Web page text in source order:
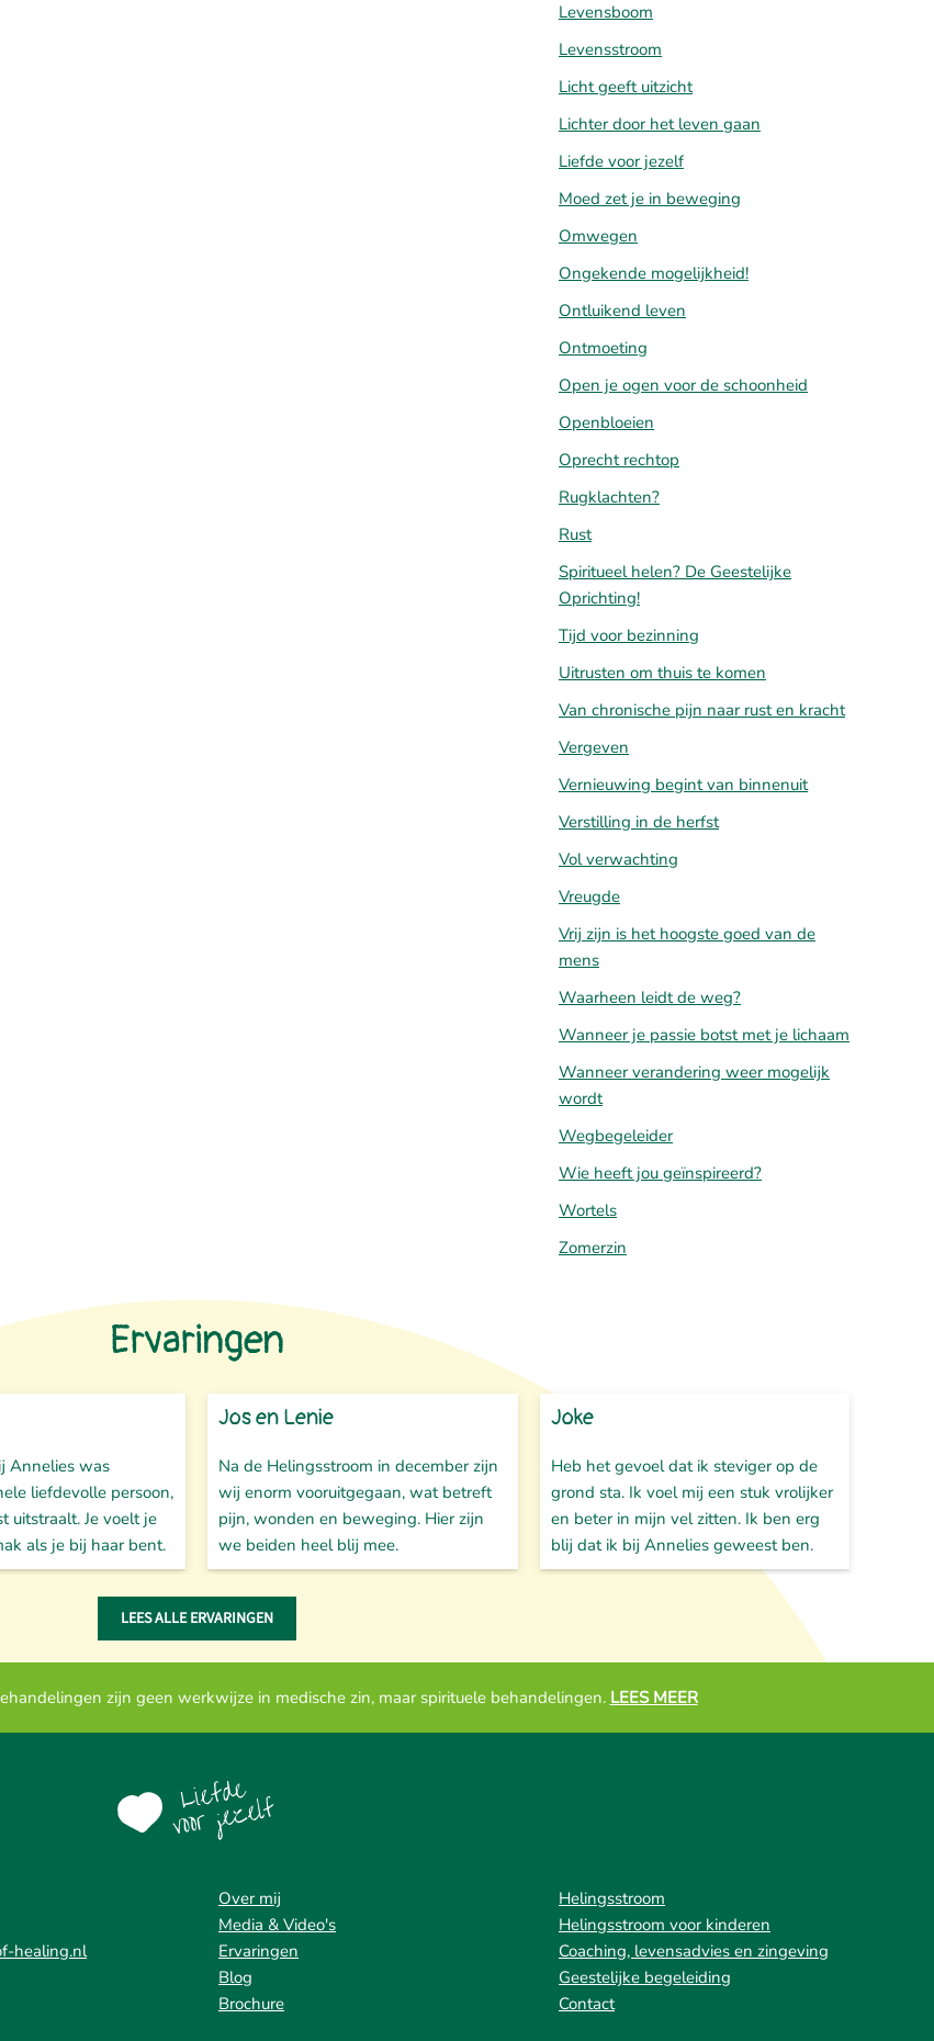
Levensboom
Levensstroom
Licht geeft uitzicht
Lichter door het leven gaan
Liefde voor jezelf
Moed zet je in beweging
Omwegen
Ongekende mogelijkheid!
Ontluikend leven
Ontmoeting
Open je ogen voor de schoonheid
Openbloeien
Oprecht rechtop
Rugklachten?
Rust
Spiritueel helen? De Geestelijke
Oprichting!
Tijd voor bezinning
Uitrusten om thuis te komen
Van chronische pijn naar rust en kracht
Vergeven
Vernieuwing begint van binnenuit
Verstilling in de herfst
Vol verwachting
Vreugde
Vrij zijn is het hoogste goed van de
mens
Waarheen leidt de weg?
Wanneer je passie botst met je lichaam
Wanneer verandering weer mogelijk
wordt
Wegbegeleider
Wie heeft jou geïnspireerd?
Wortels
Zomerzin
Ervaringen
Annelies was
liefdevolle persoon,
uitstraalt. Je voelt je
als je bij haar bent.
Jos en Lenie
Na de Helingsstroom in december zijn
wij enorm vooruitgegaan, wat betreft
pijn, wonden en beweging. Hier zijn
we beiden heel blij mee.
Joke
Heb het gevoel dat ik steviger op de
grond sta. Ik voel mij een stuk vrolijker
en beter in mijn vel zitten. Ik ben erg
blij dat ik bij Annelies geweest ben.
LEES ALLE ERVARINGEN
zijn geen werkwijze in medische zin, maar spirituele behandelingen. LEES MEER
healing.nl
Over mij
Media & Video's
Ervaringen
Blog
Brochure
Helingsstroom
Helingsstroom voor kinderen
Coaching, levensadvies en zingeving
Geestelijke begeleiding
Contact